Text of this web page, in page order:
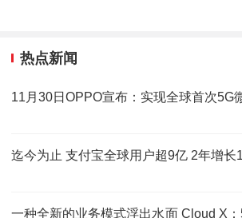
热点新闻
11月30日OPPO宣布：实现全球首次5G
迄今为止 支付宝全球用户超9亿 2年增长
一种全新的业务模式浮出水面 Cloud X